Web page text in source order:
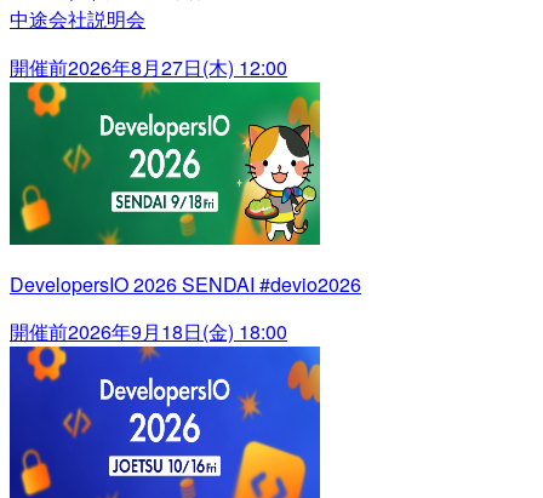
中途会社説明会
開催前2026年8月27日(木) 12:00
DevelopersIO 2026 SENDAI #devio2026
開催前2026年9月18日(金) 18:00